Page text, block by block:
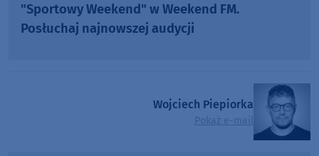
"Sportowy Weekend" w Weekend FM.
Posłuchaj najnowszej audycji
Wojciech Piepiorka
Pokaż e-mail